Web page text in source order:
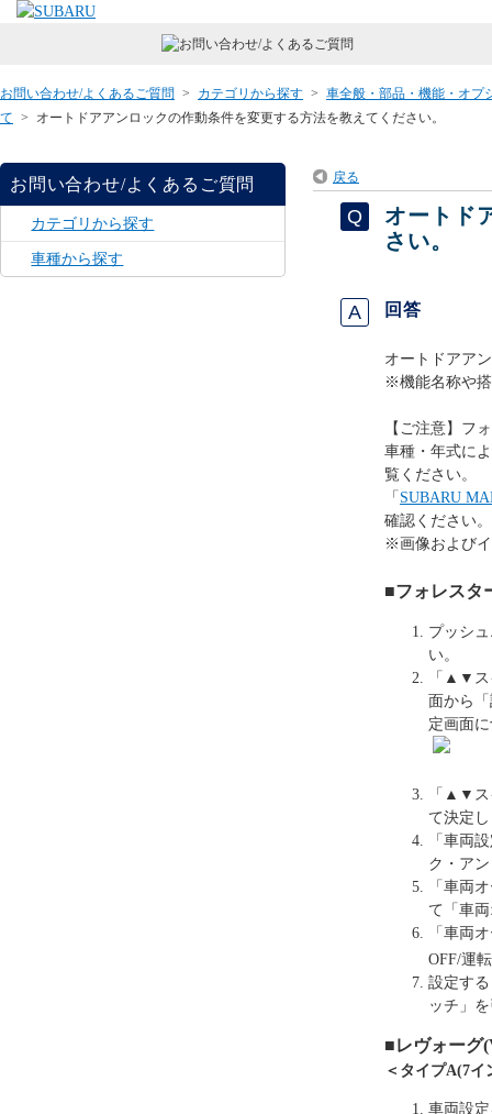
お問い合わせ/よくあるご質問 > カテゴリから探す > 車全般・部品・機能・オプ
て > オートドアアンロックの作動条件を変更する方法を教えてください。
お問い合わせ/よくあるご質問
カテゴリから探す
車種から探す
戻る
オートド
さい。
回答
オートドアア
※機能名称や
【ご注意】フ
車種・年式に
覧ください。
「 SUBARU
確認ください。
※画像および
■フォレスタ
プッシ
い。
「▲▼ス
面から
定画面
「▲▼ス
て決定
「車両
ク・ア
「車両
て「車
「車両
OFF/運
設定す
ッチ」
■レヴォーグ
＜タイプA(7イ
車両設